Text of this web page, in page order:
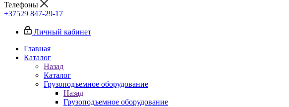
Телефоны
+37529 847-29-17‬
Личный кабинет
Главная
Каталог
Назад
Каталог
Грузоподъемное оборудование
Назад
Грузоподъемное оборудование